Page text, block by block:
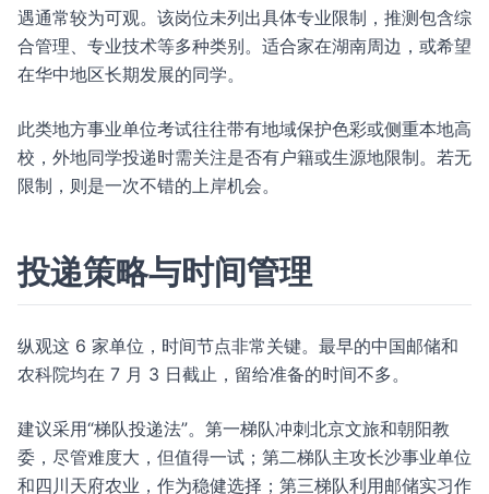
遇通常较为可观。该岗位未列出具体专业限制，推测包含综
合管理、专业技术等多种类别。适合家在湖南周边，或希望
在华中地区长期发展的同学。
此类地方事业单位考试往往带有地域保护色彩或侧重本地高
校，外地同学投递时需关注是否有户籍或生源地限制。若无
限制，则是一次不错的上岸机会。
投递策略与时间管理
纵观这 6 家单位，时间节点非常关键。最早的中国邮储和
农科院均在 7 月 3 日截止，留给准备的时间不多。
建议采用“梯队投递法”。第一梯队冲刺北京文旅和朝阳教
委，尽管难度大，但值得一试；第二梯队主攻长沙事业单位
和四川天府农业，作为稳健选择；第三梯队利用邮储实习作